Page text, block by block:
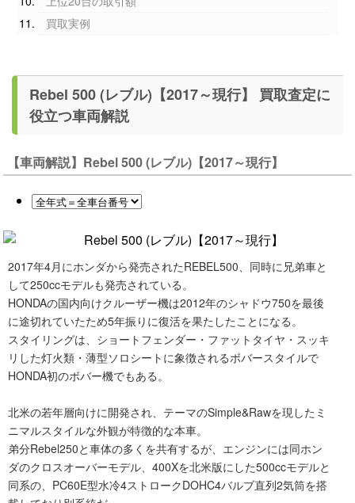
買取実例
Rebel 500 (レブル)【2017～現行】 買取査定に
役立つ車両解説
【車両解説】Rebel 500 (レブル)【2017～現行】
2017年4月にホンダから発売されたREBEL500、同時に兄弟車と
して250ccモデルも発売されている。
HONDAの国内向けクルーザー機は2012年のシャドウ750を最後
に途切れていたため5年振りに復活を果たしたことになる。
スタイリングは、ショートフェンダー・ファットタイヤ・スッキ
リした灯火類・薄型ソロシートに象徴されるボバースタイルで
HONDA初のボバー機でもある。
北米の若年層向けに開発され、テーマのSimple&Rawを現したミ
ニマルスタイルな外観が特徴的な本車。
弟分Rebel250と車体の多くを共有するが、エンジンには同ホン
ダのクロスオーバーモデル、400Xを北米版にした500ccモデルと
同系の、PC60E型水冷4ストロークDOHC4バルブ直列2気筒を搭